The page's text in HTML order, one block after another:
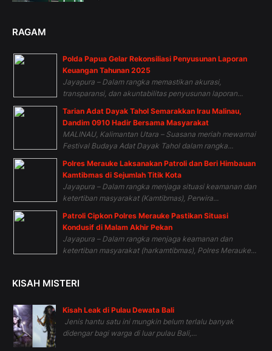
RAGAM
Polda Papua Gelar Rekonsiliasi Penyusunan Laporan
Keuangan Tahunan 2025
Jayapura – Dalam rangka memastikan akurasi,
transparansi, dan akuntabilitas penyusunan laporan...
Tarian Adat Dayak Tahol Semarakkan Irau Malinau,
Dandim 0910 Hadir Bersama Masyarakat
MALINAU, Kalimantan Utara – Suasana meriah mewarnai
Festival Budaya Adat Dayak Tahol dalam rangka...
Polres Merauke Laksanakan Patroli dan Beri Himbauan
Kamtibmas di Sejumlah Titik Kota
Jayapura – Dalam rangka menjaga situasi keamanan dan
ketertiban masyarakat (Kamtibmas), Perwira...
Patroli Cipkon Polres Merauke Pastikan Situasi
Kondusif di Malam Akhir Pekan
Jayapura – Dalam rangka menjaga keamanan dan
ketertiban masyarakat (harkamtibmas), Polres Merauke...
KISAH MISTERI
Kisah Leak di Pulau Dewata Bali
Jenis hantu satu ini mungkin belum terlalu banyak
didengar bagi warga di luar pulau Bali,...